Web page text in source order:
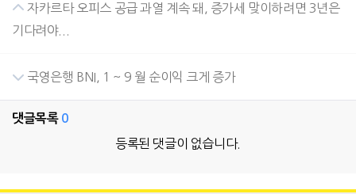
자카르타 오피스 공급 과열 계속 돼, 증가세 맞이하려면 3년은
기다려야...
국영은행 BNI, 1 ~ 9 월 순이익 크게 증가
댓글목록 0
등록된 댓글이 없습니다.